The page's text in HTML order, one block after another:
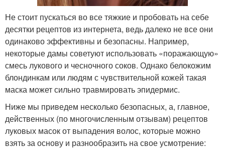
Не стоит пускаться во все тяжкие и пробовать на себе
десятки рецептов из интернета, ведь далеко не все они
одинаково эффективны и безопасны. Например,
некоторые дамы советуют использовать «поражающую»
смесь лукового и чесночного соков. Однако белокожим
блондинкам или людям с чувствительной кожей такая
маска может сильно травмировать эпидермис.
Ниже мы приведем несколько безопасных, а, главное,
действенных (по многочисленным отзывам) рецептов
луковых масок от выпадения волос, которые можно
взять за основу и разнообразить на свое усмотрение: